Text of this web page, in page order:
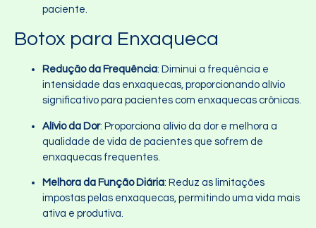
paciente.
Botox para Enxaqueca
Redução da Frequência: Diminui a frequência e
intensidade das enxaquecas, proporcionando alívio
significativo para pacientes com enxaquecas crônicas.
Alívio da Dor: Proporciona alívio da dor e melhora a
qualidade de vida de pacientes que sofrem de
enxaquecas frequentes.
Melhora da Função Diária: Reduz as limitações
impostas pelas enxaquecas, permitindo uma vida mais
ativa e produtiva.